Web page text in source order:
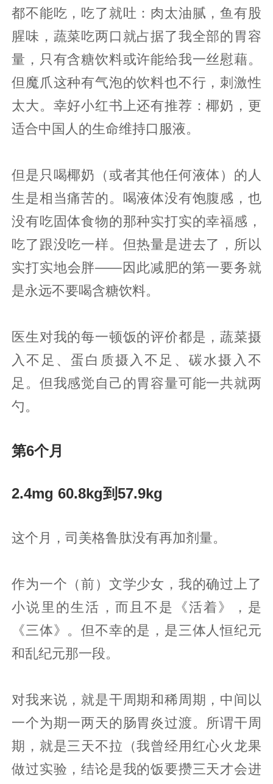
都不能吃，吃了就吐：肉太油腻，鱼有股
腥味，蔬菜吃两口就占据了我全部的胃容
量，只有含糖饮料或许能给我一丝慰藉。
但魔爪这种有气泡的饮料也不行，刺激性
太大。幸好小红书上还有推荐：椰奶，更
适合中国人的生命维持口服液。
但是只喝椰奶（或者其他任何液体）的人
生是相当痛苦的。喝液体没有饱腹感，也
没有吃固体食物的那种实打实的幸福感，
吃了跟没吃一样。但热量是进去了，所以
实打实地会胖——因此减肥的第一要务就
是永远不要喝含糖饮料。
医生对我的每一顿饭的评价都是，蔬菜摄
入不足、蛋白质摄入不足、碳水摄入不
足。但我感觉自己的胃容量可能一共就两
勺。
第6个月
2.4mg 60.8kg到57.9kg
这个月，司美格鲁肽没有再加剂量。
作为一个（前）文学少女，我的确过上了
小说里的生活，而且不是《活着》，是
《三体》。但不幸的是，是三体人恒纪元
和乱纪元那一段。
对我来说，就是干周期和稀周期，中间以
一个为期一两天的肠胃炎过渡。所谓干周
期，就是三天不拉（我曾经用红心火龙果
做过实验，结论是我的饭要攒三天才会进